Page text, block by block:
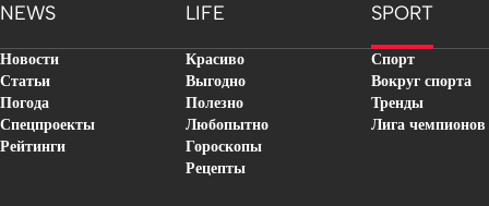
NEWS LIFE SPORT
Новости
Статьи
Погода
Спецпроекты
Рейтинги
Красиво
Выгодно
Полезно
Любопытно
Гороскопы
Рецепты
Спорт
Вокруг спорта
Тренды
Лига чемпионов